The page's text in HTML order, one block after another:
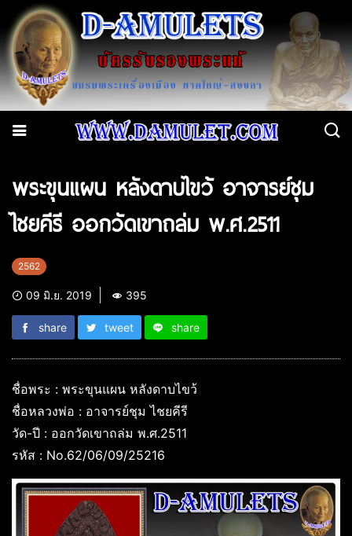
พระขุนแผน หลังดาบไขว้ อาจารย์ชุม
ไชยคีรี ออกวัดเขาถล่ม พ.ศ.2511
2562
09 มิ.ย. 2019 395
share tweet share
ชื่อพระ : พระขุนแผน หลังดาบไขว้
ชื่อหลวงพ่อ : อาจารย์ชุม ไชยคีรี
วัด-ปี : ออกวัดเขาถล่ม พ.ศ.2511
รหัส : No.62/06/09/25216